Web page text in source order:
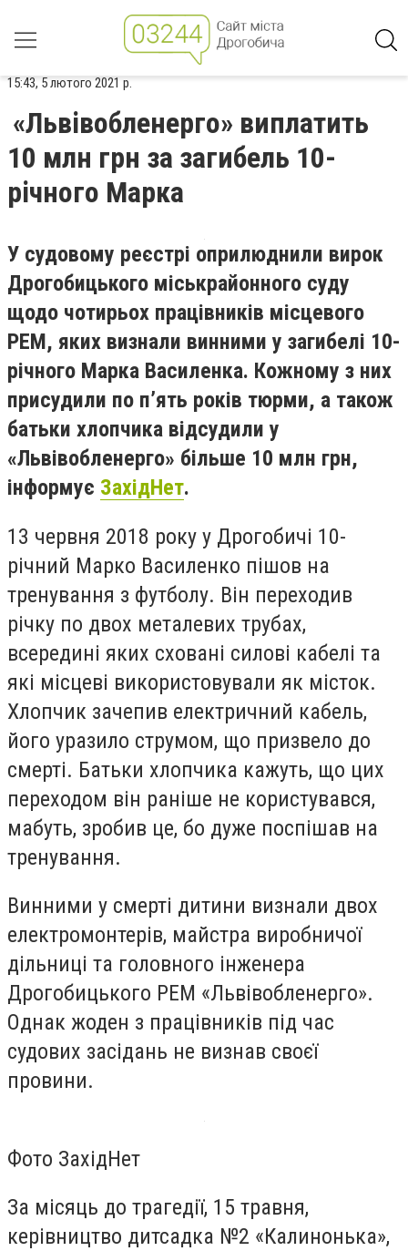
15:43, 5 лютого 2021 р.
«Львівобленерго» виплатить
10 млн грн за загибель 10-
річного Марка
У судовому реєстрі оприлюднили вирок
Дрогобицького міськрайонного суду
щодо чотирьох працівників місцевого
РЕМ, яких визнали винними у загибелі 10-
річного Марка Василенка. Кожному з них
присудили по п’ять років тюрми, а також
батьки хлопчика відсудили у
«Львівобленерго» більше 10 млн грн,
інформує ЗахідНет.
13 червня 2018 року у Дрогобичі 10-
річний Марко Василенко пішов на
тренування з футболу. Він переходив
річку по двох металевих трубах,
всередині яких сховані силові кабелі та
які місцеві використовували як місток.
Хлопчик зачепив електричний кабель,
його уразило струмом, що призвело до
смерті. Батьки хлопчика кажуть, що цих
переходом він раніше не користувався,
мабуть, зробив це, бо дуже поспішав на
тренування.
Винними у смерті дитини визнали двох
електромонтерів, майстра виробничої
дільниці та головного інженера
Дрогобицького РЕМ «Львівобленерго».
Однак жоден з працівників під час
судових засідань не визнав своєї
провини.
Фото ЗахідНет
За місяць до трагедії, 15 травня,
керівництво дитсадка №2 «Калинонька»,